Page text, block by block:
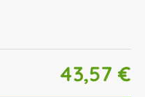
43,57 €